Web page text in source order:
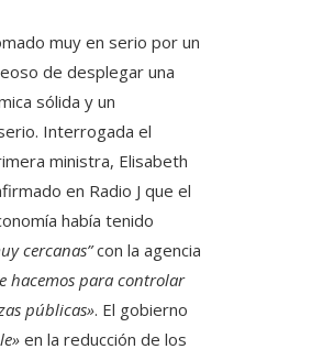
muy en serio por un
de desplegar una
sólida y un
Interrogada el
ministra, Elisabeth
en Radio J que el
había tenido
cercanas”con la agencia
hacemos para controlar
públicas». El gobierno
en la reducción de los